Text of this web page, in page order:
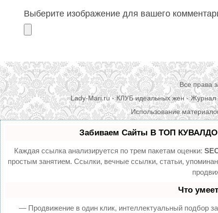
Выберите изображение для вашего
Все права
Lady-Mari.ru - КЛУБ идеальных жен - Журнал
Использование
Забиваем Сайты В ТОП
Каждая ссылка анализируется по трем пакетам оценки:
простым занятием. Ссылки, вечные ссылки, статьи,
Что
— Продвижение в один клик, интеллектуальный подбор